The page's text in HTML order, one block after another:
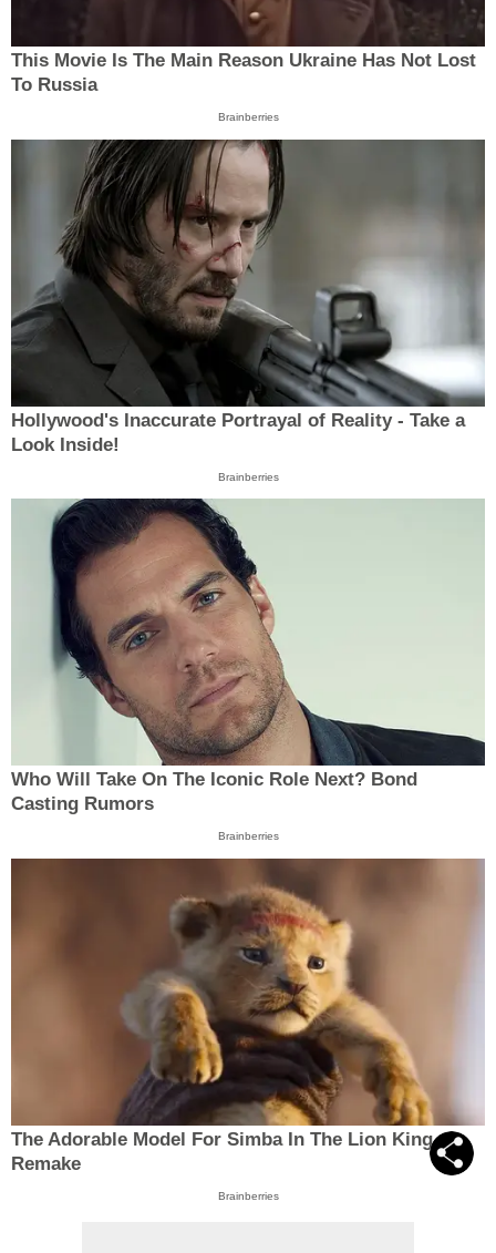
This Movie Is The Main Reason Ukraine Has Not Lost
To Russia
Brainberries
Hollywood's Inaccurate Portrayal of Reality - Take a
Look Inside!
Brainberries
Who Will Take On The Iconic Role Next? Bond
Casting Rumors
Brainberries
The Adorable Model For Simba In The Lion King
Remake
Brainberries